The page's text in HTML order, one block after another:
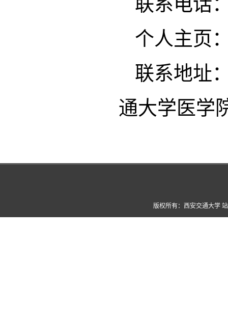
个人主页
联系地址
通大学医学
版权所有：西安交通大学